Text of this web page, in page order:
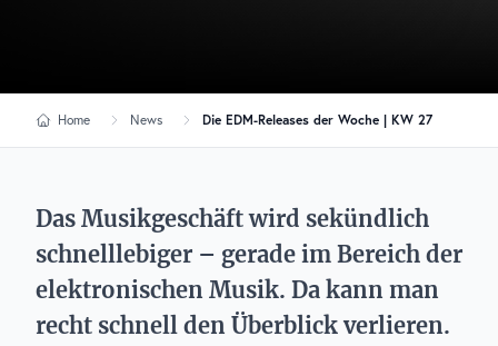
Home News Die EDM-Releases der Woche | KW 27
Das Musikgeschäft wird sekündlich
schnelllebiger – gerade im Bereich der
elektronischen Musik. Da kann man
recht schnell den Überblick verlieren.